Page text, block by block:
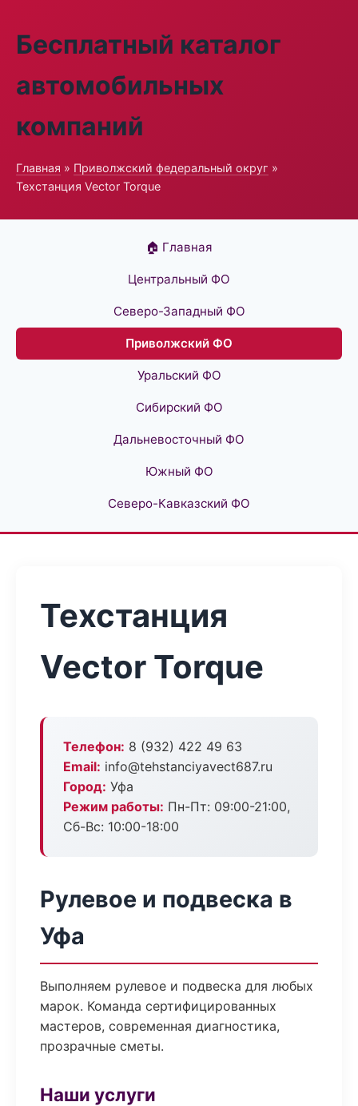
Бесплатный каталог
автомобильных
компаний
Главная » Приволжский федеральный округ »
Техстанция Vector Torque
🏠 Главная
Центральный ФО
Северо-Западный ФО
Приволжский ФО
Уральский ФО
Сибирский ФО
Дальневосточный ФО
Южный ФО
Северо-Кавказский ФО
Техстанция
Vector Torque
Телефон: 8 (932) 422 49 63
Email: info@tehstanciyavect687.ru
Город: Уфа
Режим работы: Пн-Пт: 09:00-21:00,
Сб-Вс: 10:00-18:00
Рулевое и подвеска в
Уфа
Выполняем рулевое и подвеска для любых
марок. Команда сертифицированных
мастеров, современная диагностика,
прозрачные сметы.
Наши услуги